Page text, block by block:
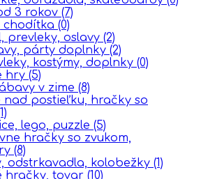
3 rokov (7)
chodítka (0)
prevleky, oslavy (2)
párty doplnky (2)
kostýmy, doplnky (0)
hry (5)
v zime (8)
nad postieľku, hračky so
lego, puzzle (5)
hračky so zvukom,
(8)
odstrkavadla, kolobežky (1)
hračky, tovar (10)